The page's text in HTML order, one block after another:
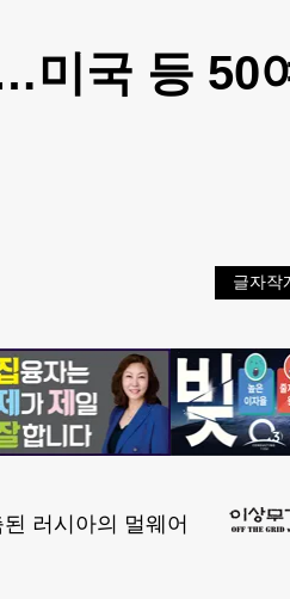
미국 등 50
글자작
러시아의 멀웨어